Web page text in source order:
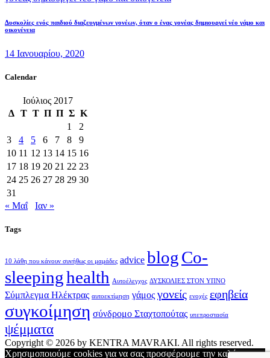
Δυσκολίες ενός παιδιού διαζευγμένων γονέων, όταν ο ένας γονέας δημιουργεί νέο γάμο και
οικογένεια
14 Ιανουαρίου, 2020
Calendar
Ιούλιος 2017
Δ Τ Τ Π Π Σ Κ
1
2
3
4 5 6 7 8
9
10 11 12 13 14 15 16
17 18 19 20 21 22 23
24 25 26 27 28 29 30
31
« Μαΐ
Ιαν »
Tags
10 λάθη που κάνουν συνήθως οι μαμάδες advice blogCo-
sleepinghealth Αυτοέλεγχος ΔΥΣΚΟΛΙΕΣ ΣΤΟΝ ΥΠΝΟ
Σύμπλεγμα Ηλέκτρας αυτοεκτίμηση γάμος γονείς ενοχές εφηβεία
συγκοίμηση σύνδρομο Σταχτοπούτας υπεπροστασία
ψέμματα
Copyright © 2026 by KENTRA MAVRAKI. All rights reserved.
Χρησιμοποιούμε cookies για να σας προσφέρουμε την καλύτερη